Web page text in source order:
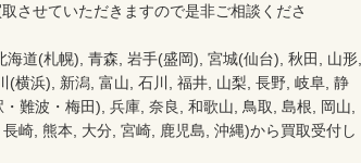
させていただきますので是非ご相談くださ
海道(札幌), 青森, 岩手(盛岡), 宮城(仙台), 秋田, 山形,
横浜), 新潟, 富山, 石川, 福井, 山梨, 長野, 岐阜, 静
難波・梅田), 兵庫, 奈良, 和歌山, 鳥取, 島根, 岡山,
崎, 熊本, 大分, 宮崎, 鹿児島, 沖縄)から買取受付し